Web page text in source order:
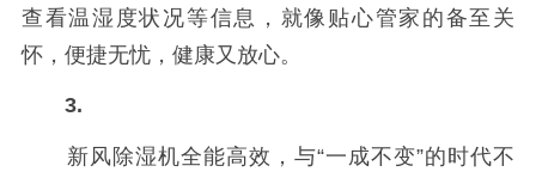
查看温湿度状况等信息，就像贴心管家的备至关
怀，便捷无忧，健康又放心。
3.
新风除湿机全能高效，与“一成不变”的时代不